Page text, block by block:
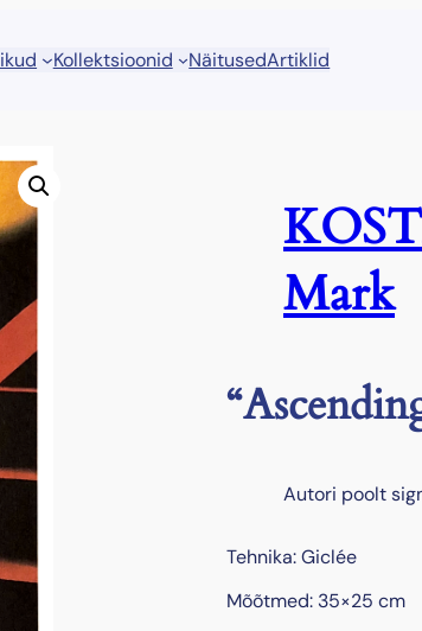
Kollektsioonid NäitusedArtiklid
Mark
Autori poolt
Tehnika: Giclée
Mõõtmed: 35×25 cm